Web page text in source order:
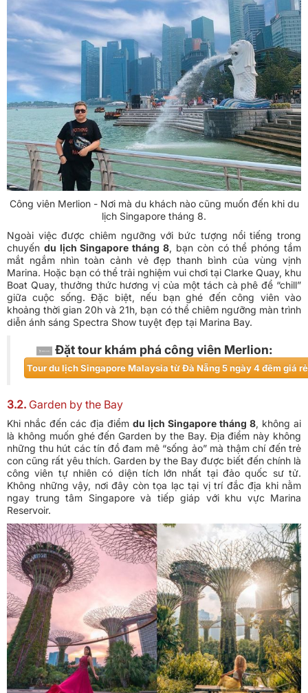
Công viên Merlion - Nơi mà du khách nào cũng muốn đến khi du
lịch Singapore tháng 8.
Ngoài việc được chiêm ngưỡng với bức tượng nổi tiếng trong
chuyến du lịch Singapore tháng 8, bạn còn có thể phóng tầm
mắt ngắm nhìn toàn cảnh vẻ đẹp thanh bình của vùng vịnh
Marina. Hoặc bạn có thể trải nghiệm vui chơi tại Clarke Quay, khu
Boat Quay, thưởng thức hương vị của một tách cà phê để “chill”
giữa cuộc sống. Đặc biệt, nếu bạn ghé đến công viên vào
khoảng thời gian 20h và 21h, bạn có thể chiêm ngưỡng màn trình
diễn ánh sáng Spectra Show tuyệt đẹp tại Marina Bay.
​Đặt tour khám phá công viên Merlion:
​Tour du lịch Singapore Malaysia từ Đà Nẵng 5 ngày 4 đêm giá rẻ
3.2. Garden by the Bay
Khi nhắc đến các địa điểm du lịch Singapore tháng 8, không ai
là không muốn ghé đến Garden by the Bay. Địa điểm này không
những thu hút các tín đồ đam mê “sống ảo” mà thậm chí đến trẻ
con cũng rất yêu thích. Garden by the Bay được biết đến chính là
công viên tự nhiên có diện tích lớn nhất tại đảo quốc sư tử.
Không những vậy, nơi đây còn tọa lạc tại vị trí đắc địa khi nằm
ngay trung tâm Singapore và tiếp giáp với khu vực Marina
Reservoir.